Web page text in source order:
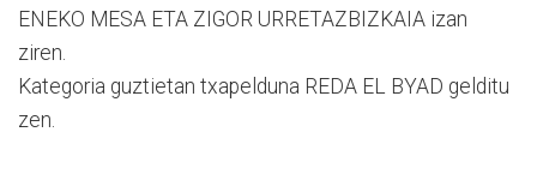
ENEKO MESA ETA ZIGOR URRETAZBIZKAIA izan
ziren.
Kategoria guztietan txapelduna REDA EL BYAD gelditu
zen.